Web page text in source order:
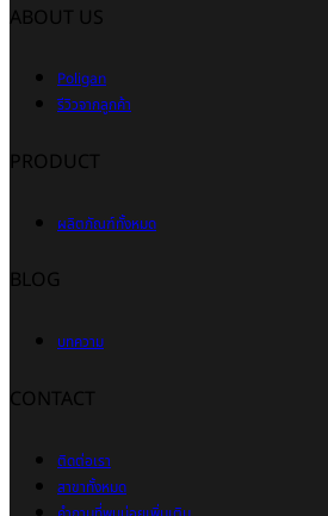
ABOUT US
Poligan
รีวิวจากลูกค้า
PRODUCT
ผลิตภัณฑ์ทั้งหมด
BLOG
บทความ
CONTACT
ติดต่อเรา
สาขาทั้งหมด